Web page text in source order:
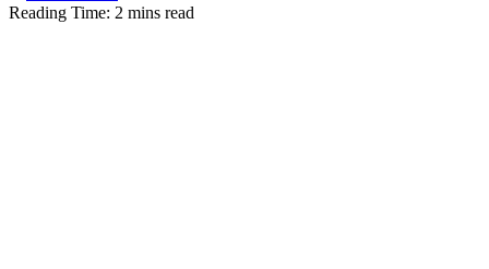
Reading Time: 2 mins read